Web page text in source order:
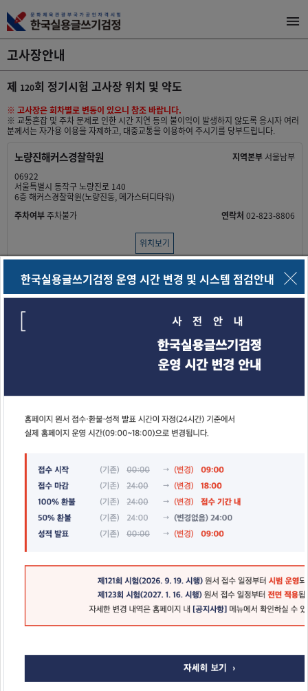
고사장안내
제 120회 정기시험 고사장 위치 및 약도
※ 고사장은 회차별로 변동이 있으니 참조 바랍니다.
※ 교통혼잡 및 주차 문제로 인한 시간 지연 등의 불이익이 발생하지 않도록 응시자 여러
분께서는 자가용 이용을 자제하고, 대중교통을 이용하여 주시기를 당부드립니다.
노량진해커스경찰학원 지역본부 서울남부
06922
서울특별시 동작구 노량진로 140
6층 해커스경찰학원(노량진동, 메가스터디타워)
주차여부주차불가 연락처 02-823-8806
위치보기
서울장승중학교 지역본부 서울남부
대한민국
서울특별시 동작구 장승배기로10가길 25 (상도동)
주차여부
연락처 02-2064-0306
위치보기
대한민국
서울특별시 중랑구 용마산로70길 37
면목중학교
주차여부
위치보기
서울성산중학교
04072
대한민국
서울특별시 마포구 성지1길 32-13 (합정동)
주차여부주차불가 연락처02-332-0307
위치보기
인하대학교용현캠퍼스60주년기 지역본부인천남부
인천광역시 미추홀구 인하로 100
한국실용글쓰기검정 운영 시간 변경 및 시스템 점검안내